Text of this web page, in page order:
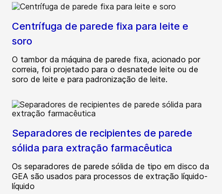
Centrífuga de parede fixa para leite e
soro
O tambor da máquina de parede fixa, acionado por
correia, foi projetado para o desnatede leite ou de
soro de leite e para padronização de leite.
Separadores de recipientes de parede
sólida para extração farmacêutica
Os separadores de parede sólida de tipo em disco da
GEA são usados para processos de extração líquido-
líquido